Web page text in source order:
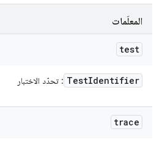
المعلَمات
test
TestIdentifier : تحدّد الاختبار
trace